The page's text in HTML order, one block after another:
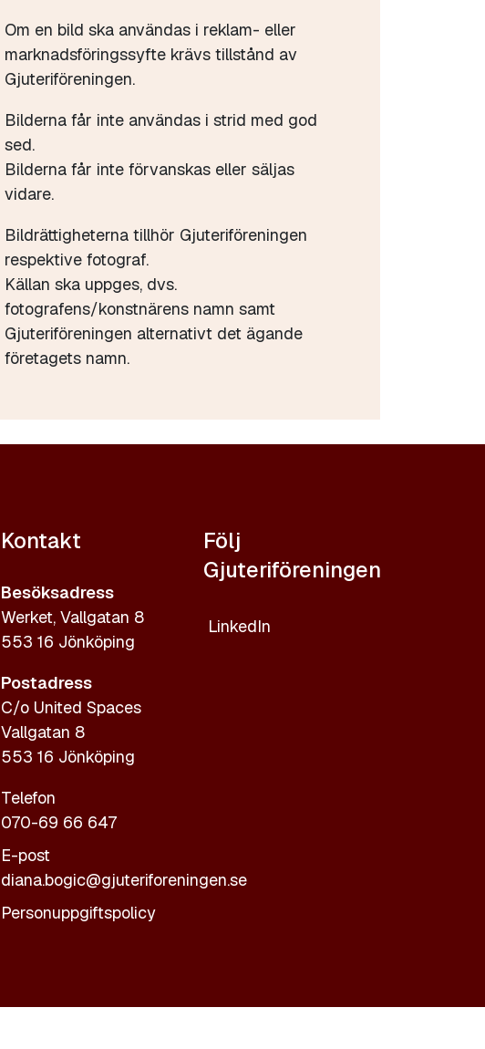
Om en bild ska användas i reklam- eller
marknadsföringssyfte krävs tillstånd av
Gjuteriföreningen.
Bilderna får inte användas i strid med god
sed.
Bilderna får inte förvanskas eller säljas
vidare.
Bildrättigheterna tillhör Gjuteriföreningen
respektive fotograf.
Källan ska uppges, dvs.
fotografens/konstnärens namn samt
Gjuteriföreningen alternativt det ägande
företagets namn.
Kontakt
Besöksadress
Werket, Vallgatan 8
553 16 Jönköping
Postadress
C/o United Spaces
Vallgatan 8
553 16 Jönköping
Telefon
070-69 66 647
E-post
diana.bogic@gjuteriforeningen.se
Personuppgiftspolicy
Följ
Gjuteriföreningen
LinkedIn